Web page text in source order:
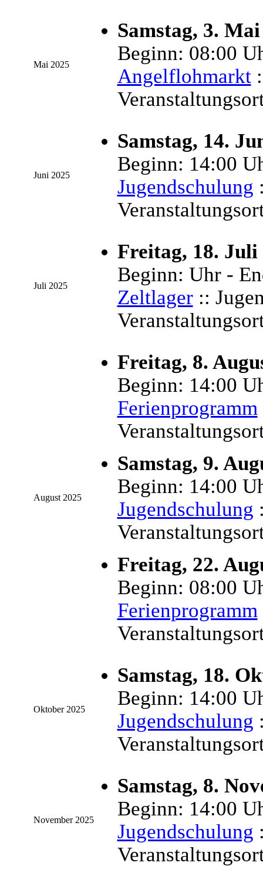
Mai 2025
Samstag, 3.
Beginn: 08:00
Angelflohmarkt
Juni 2025
Samstag, 14.
Beginn: 14:00
Jugendschulung
Juli 2025
Freitag, 18. Juli
Beginn: Uhr -
Zeltlager::
August 2025
Freitag, 8.
Beginn: 14:00
Ferienprogramm
Samstag, 9.
Beginn: 14:00
Jugendschulung
Freitag, 22.
Beginn: 08:00
Ferienprogramm
Oktober 2025
Samstag, 18.
Beginn: 14:00
Jugendschulung
November 2025
Samstag, 8.
Beginn: 14:00
Jugendschulung